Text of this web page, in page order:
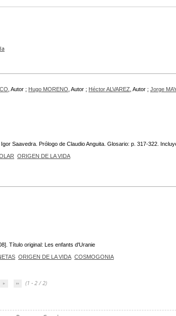
, Autor ; Hugo MORENO , Autor ; Héctor ALVAREZ , Autor ; Jorge MAY
Saavedra. Prólogo de Claudio Anguita. Glosario: p. 317-322.
ORIGEN DE LA VIDA
Título original: Les enfants d'Uranie
ORIGEN DE LA VIDA COSMOGONIA
(1 - 2 / 2)